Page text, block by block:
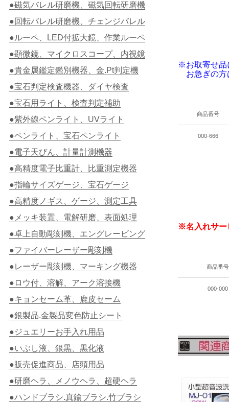
※お取寄せ品
お急ぎの方
商品番号
000-666
※名入れサー
商品番号
000-000
●磁気バレル研磨機、磁気回転研磨機
●回転バレル研磨機、チェンジバレル
●ルーペ、LED付拡大鏡、作業ルーペ
●顕微鏡、マイクロスコープ、内視鏡
●貴金属鑑定鑑別機器、金.Pt判定機
●宝石判定検査機器、ダイヤ検査
●宝石用ライト、検査判定補助
●紫外線ペンライト、UVライト
●ペンライト、宝石ペンライト
●電子天びん、計量計測機器
●高精度電子比重計、比重測定機器
●指輪サイズゲージ、宝石ゲージ
●高精度ノギス、ゲージ、測定工具
●メッキ装置、電解研磨、表面処理
●卓上自動彫刻機、エングレービング
●ファイバーレーザー彫刻機
●レーザー彫刻機、マーキング機器
●ロウ付、溶解、アーク溶接機
●キョンセーム革、鹿皮セーム
●銀製品.金製品変色防止シート
●ジュエリーお手入れ用品
●いぶし液、銀黒、黒化液
●販売促進商品、店頭用品
●研磨ヘラ、メノウヘラ、超硬ヘラ
●ハンドブラシ.真鍮ブラシ.竹ブラシ